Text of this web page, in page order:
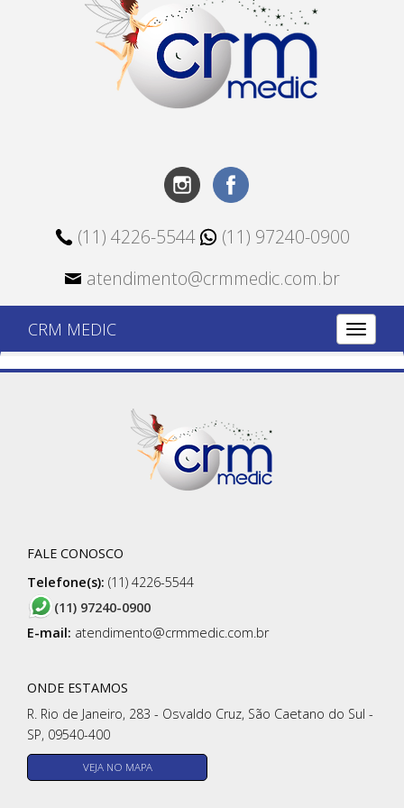
(11) 4226-5544
(11) 97240-0900
atendimento@crmmedic.com.br
CRM MEDIC
FALE CONOSCO
Telefone(s): (11) 4226-5544
(11) 97240-0900
E-mail: atendimento@crmmedic.com.br
ONDE ESTAMOS
R. Rio de Janeiro, 283 - Osvaldo Cruz, São Caetano do Sul -
SP, 09540-400
VEJA NO MAPA